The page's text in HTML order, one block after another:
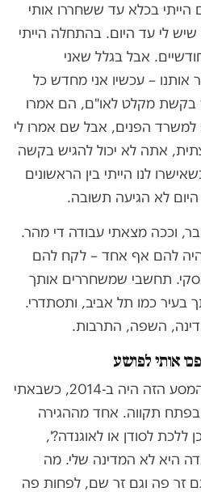
הייתי בכלא עד ששחררו אותי
לי עד היום. בהתחלה הייתי
אבל בגלל שאני
אותנו – עכשיו אני מחדש כל
בקשת מקלט לאו"ם, הם אמרו
למשרד הפנים, אבל שם אמרו לי
אתה לא יכול להגיש בקשה
לנו הייתי בין הראשונים
לא הגיעה תשובה.
וככה מצאתי עבודה די מהר.
להם אף אחד – לקח להם
תחשבי שמשחררים אותך
כמו תל אביב, ותסתדרי.
השפה, התרבות.
אותי לפושע
"הרגע הכי קשה שלי בכל המסע הזה היה ב-2014, כשבאתי
תקווה. אחד מההגירה
לסודן או לאוגנדה?',
היא לא המדינה שלי. מה
זר פה וגם זר שם, לפחות פה